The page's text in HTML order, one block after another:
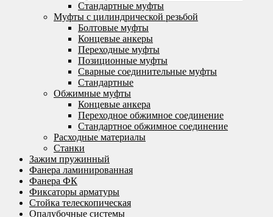
Стандартные муфты
Муфты с цилиндрической резьбой
Болтовые муфты
Концевые анкеры
Переходные муфты
Позиционные муфты
Сварные соединительные муфты
Стандартные
Обжимные муфты
Концевые анкера
Переходное обжимное соединение
Стандартное обжимное соединение
Расходные материалы
Станки
Зажим пружинный
Фанера ламинированная
Фанера ФК
Фиксаторы арматуры
Стойка телескопическая
Опалубочные системы